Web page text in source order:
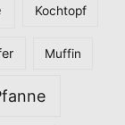
Kochtopf
Muffin